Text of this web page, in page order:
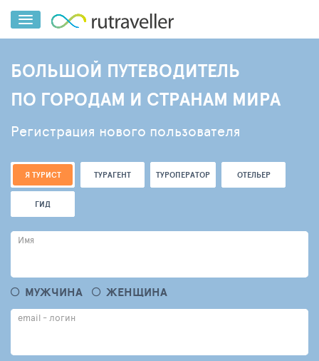
БОЛЬШОЙ ПУТЕВОДИТЕЛЬ
ПО ГОРОДАМ И СТРАНАМ МИРА
Регистрация нового пользователя
Я ТУРИСТ ТУРАГЕНТ ТУРОПЕРАТОР ОТЕЛЬЕР
ГИД
Имя
МУЖЧИНА ЖЕНЩИНА
email - логин